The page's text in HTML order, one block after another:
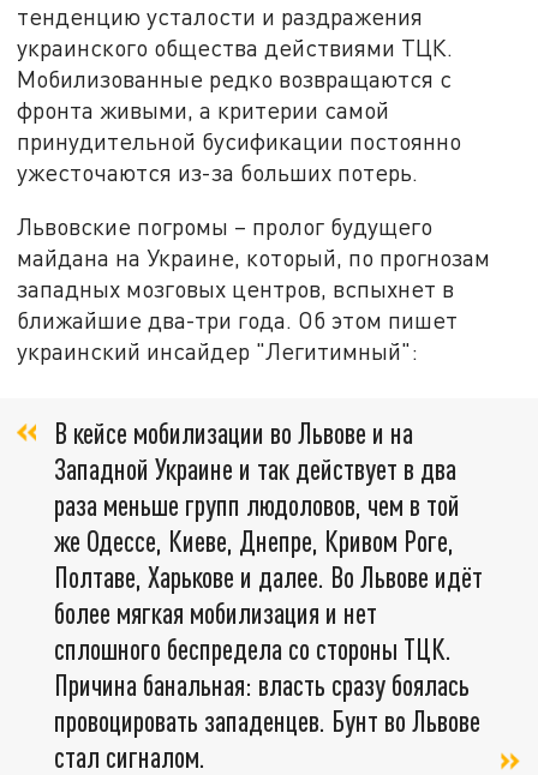
тенденцию усталости и раздражения
украинского общества действиями ТЦК.
Мобилизованные редко возвращаются с
фронта живыми, а критерии самой
принудительной бусификации постоянно
ужесточаются из-за больших потерь.
Львовские погромы – пролог будущего
майдана на Украине, который, по прогнозам
западных мозговых центров, вспыхнет в
ближайшие два-три года. Об этом пишет
украинский инсайдер "Легитимный":
В кейсе мобилизации во Львове и на
Западной Украине и так действует в два
раза меньше групп людоловов, чем в той
же Одессе, Киеве, Днепре, Кривом Роге,
Полтаве, Харькове и далее. Во Львове идёт
более мягкая мобилизация и нет
сплошного беспредела со стороны ТЦК.
Причина банальная: власть сразу боялась
провоцировать западенцев. Бунт во Львове
стал сигналом.